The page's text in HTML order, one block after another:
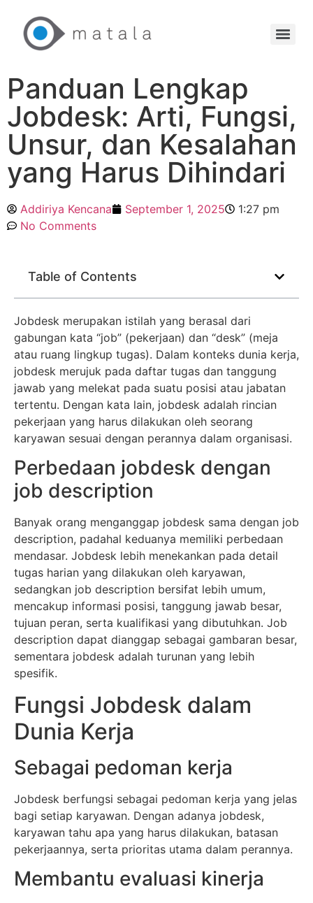
Panduan Lengkap
Jobdesk: Arti, Fungsi,
Unsur, dan Kesalahan
yang Harus Dihindari
Addiriya Kencana September 1, 2025
1:27 pm
No Comments
Table of Contents
Jobdesk merupakan istilah yang berasal dari
gabungan kata “job” (pekerjaan) dan “desk” (meja
atau ruang lingkup tugas). Dalam konteks dunia kerja,
jobdesk merujuk pada daftar tugas dan tanggung
jawab yang melekat pada suatu posisi atau jabatan
tertentu. Dengan kata lain, jobdesk adalah rincian
pekerjaan yang harus dilakukan oleh seorang
karyawan sesuai dengan perannya dalam organisasi.
Perbedaan jobdesk dengan
job description
Banyak orang menganggap jobdesk sama dengan job
description, padahal keduanya memiliki perbedaan
mendasar. Jobdesk lebih menekankan pada detail
tugas harian yang dilakukan oleh karyawan,
sedangkan job description bersifat lebih umum,
mencakup informasi posisi, tanggung jawab besar,
tujuan peran, serta kualifikasi yang dibutuhkan. Job
description dapat dianggap sebagai gambaran besar,
sementara jobdesk adalah turunan yang lebih
spesifik.
Fungsi Jobdesk dalam
Dunia Kerja
Sebagai pedoman kerja
Jobdesk berfungsi sebagai pedoman kerja yang jelas
bagi setiap karyawan. Dengan adanya jobdesk,
karyawan tahu apa yang harus dilakukan, batasan
pekerjaannya, serta prioritas utama dalam perannya.
Membantu evaluasi kinerja